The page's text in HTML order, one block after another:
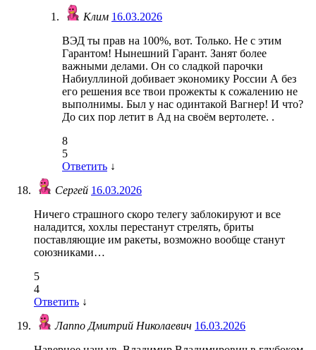
Клим 16.03.2026
ВЭД ты прав на 100%, вот. Только. Не с этим
Гарантом! Нынешний Гарант. Занят более
важными делами. Он со сладкой парочки
Набиуллиной добивает экономику России А без
его решения все твои прожекты к сожалению не
выполнимы. Был у нас одинтакой Вагнер! И что?
До сих пор летит в Ад на своём вертолете. .
8
5
Ответить ↓
Сергей 16.03.2026
Ничего страшного скоро телегу заблокируют и все
наладится, хохлы перестанут стрелять, бриты
поставляющие им ракеты, возможно вообще станут
союзниками…
5
4
Ответить ↓
Лаппо Дмитрий Николаевич 16.03.2026